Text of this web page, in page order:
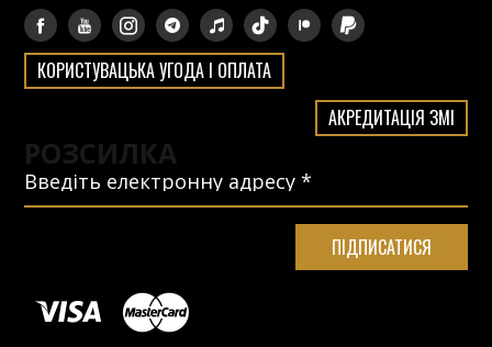
КОРИСТУВАЦЬКА УГОДА І ОПЛАТА
АКРЕДИТАЦІЯ ЗМІ
РОЗСИЛКА